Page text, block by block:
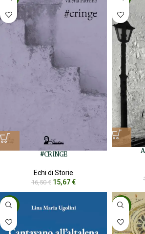
#CRINGE
Echi di Storie
16,50€ 15,67€
-5% -5%